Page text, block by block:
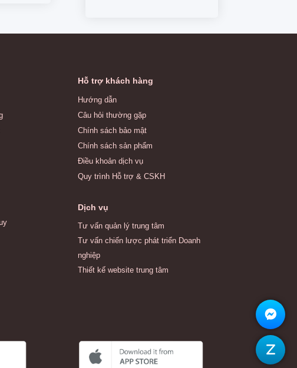
Hỗ trợ khách hàng
Hướng dẫn
Câu hỏi thường gặp
Chính sách bảo mật
Chính sách sản phẩm
Điều khoản dịch vụ
Quy trình Hỗ trợ & CSKH
Dịch vụ
Tư vấn quản lý trung tâm
Tư vấn chiến lược phát triển Doanh
nghiệp
Thiết kế website trung tâm